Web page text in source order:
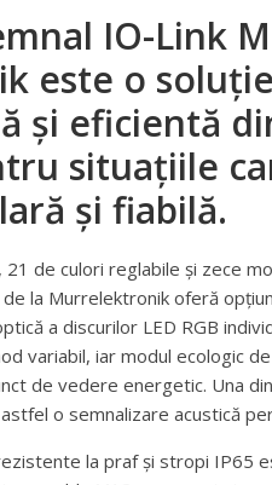
IO-Link
este o
și eficientă
situațiile
și fiabilă.
21 de culori reglabile și zece
la Murrelektronik oferă
a discurilor LED RGB
variabil, iar modul ecologic
de vedere energetic. Una
o semnalizare acustică
la praf și stropi IP65